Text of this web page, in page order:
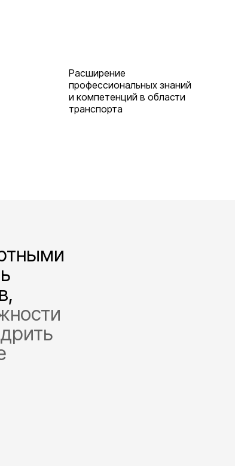
Расширение
профессиональных знаний
и компетенций в области
транспорта